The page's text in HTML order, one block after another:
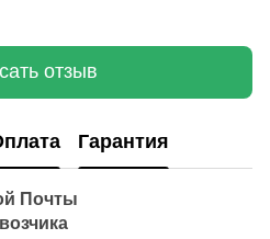
отзыв
Гарантия
Новой Почты